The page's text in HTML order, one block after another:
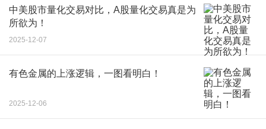
中美股市量化交易对比，A股量化交易真是为
所欲为！
2025-12-07
有色金属的上涨逻辑，一图看明白！
2025-12-06